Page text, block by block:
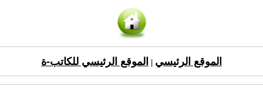
الموقع الرئيسي الموقع الرئيسي للكاتب-ة